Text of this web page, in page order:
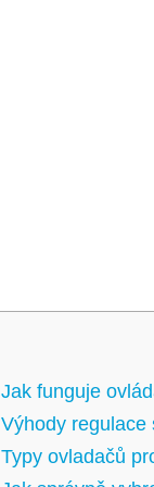
Jak funguje
Výhody regulace
Typy ovladačů